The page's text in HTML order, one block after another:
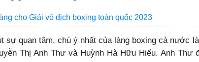
sự quan tâm, chú ý nhất của làng boxing cả nước